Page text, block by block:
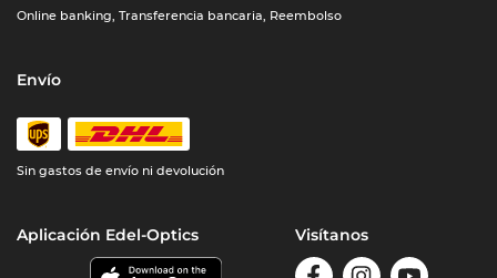
Online banking, Transferencia bancaria, Reembolso
Envío
Sin gastos de envío ni devolución
Aplicación Edel-Optics Visítanos